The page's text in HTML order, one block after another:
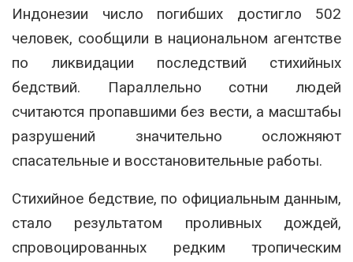
Индонезии число погибших достигло 502
человек, сообщили в национальном агентстве
по ликвидации последствий стихийных
бедствий. Параллельно сотни людей
считаются пропавшими без вести, а масштабы
разрушений значительно осложняют
спасательные и восстановительные работы.
Стихийное бедствие, по официальным данным,
стало результатом проливных дождей,
спровоцированных редким тропическим